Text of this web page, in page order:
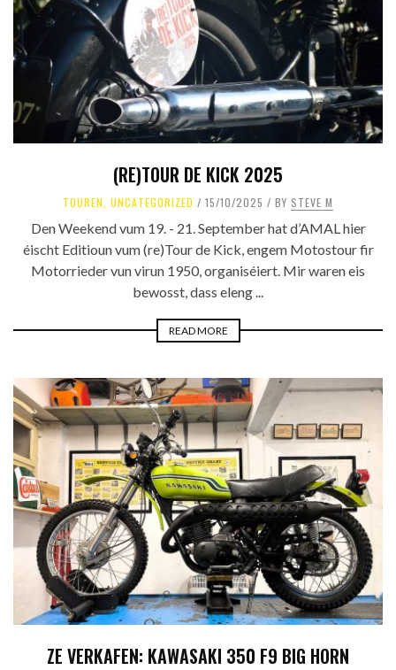
(RE)TOUR DE KICK 2025
TOUREN UNCATEGORIZED 15/10/2025 BY STEVE M
Den Weekend vum 19. - 21. September hat d’AMAL hier
éischt Editioun vum (re)Tour de Kick, engem Motostour fir
Motorrieder vun virun 1950, organiséiert. Mir waren eis
bewosst, dass eleng ...
READ MORE
ZE VERKAFEN: KAWASAKI 350 F9 BIG HORN